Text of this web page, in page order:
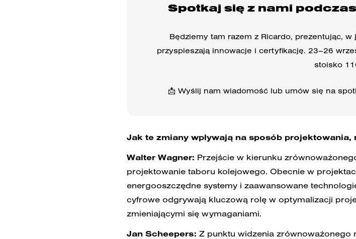
Spotkaj się z nami
Będziemy tam razem z Ricardo, prezentując,
przyspieszają innowacje i certyfikację. 23–26
stoisko
📩 Wyślij nam wiadomość lub umów się na
Jak te zmiany wpływają na sposób
Walter Wagner: Przejście w kierunku
projektowanie taboru kolejowego. Obecnie w
energooszczędne systemy i zaawansowane
cyfrowe odgrywają kluczową rolę w optymalizacji
zmieniającymi się wymaganiami.
Jan Scheepers: Z punktu widzenia